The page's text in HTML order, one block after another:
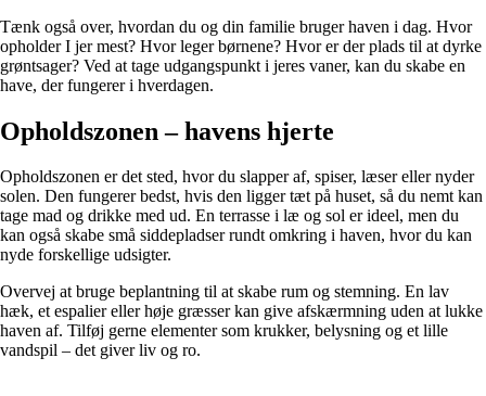
Tænk også over, hvordan du og din familie bruger haven i dag. Hvor
opholder I jer mest? Hvor leger børnene? Hvor er der plads til at dyrke
grøntsager? Ved at tage udgangspunkt i jeres vaner, kan du skabe en
have, der fungerer i hverdagen.
Opholdszonen – havens hjerte
Opholdszonen er det sted, hvor du slapper af, spiser, læser eller nyder
solen. Den fungerer bedst, hvis den ligger tæt på huset, så du nemt kan
tage mad og drikke med ud. En terrasse i læ og sol er ideel, men du
kan også skabe små siddepladser rundt omkring i haven, hvor du kan
nyde forskellige udsigter.
Overvej at bruge beplantning til at skabe rum og stemning. En lav
hæk, et espalier eller høje græsser kan give afskærmning uden at lukke
haven af. Tilføj gerne elementer som krukker, belysning og et lille
vandspil – det giver liv og ro.